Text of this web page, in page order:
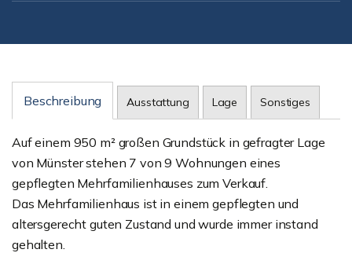
Beschreibung Ausstattung Lage Sonstiges
Auf einem 950 m² großen Grundstück in gefragter Lage
von Münster stehen 7 von 9 Wohnungen eines
gepflegten Mehrfamilienhauses zum Verkauf.
Das Mehrfamilienhaus ist in einem gepflegten und
altersgerecht guten Zustand und wurde immer instand
gehalten.